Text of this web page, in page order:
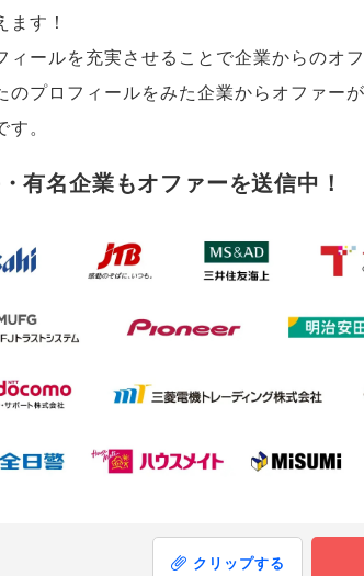
ます！
ィールを充実させることで企業からのオ
のプロフィールをみた企業からオファー
す。
有名企業もオファーを送信中！
クリップする